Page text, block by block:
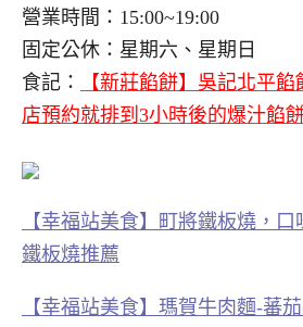
營業時間：15:00~19:00
固定公休：星期六、星期日
食記：
【新莊餡餅】吳記北平
店預約就排到3小時後的爆汁餡
【幸福站美食】町將鐵板燒，
鐵板燒推薦
【幸福站美食】瑪賀牛肉麵-蕃